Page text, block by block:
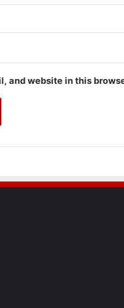
and website in this